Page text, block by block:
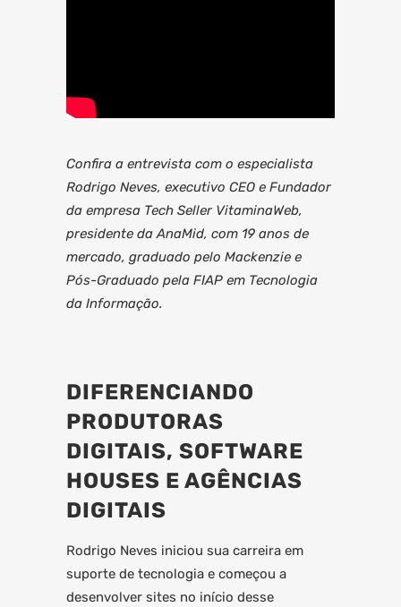
Confira a entrevista com o especialista
Rodrigo Neves, executivo CEO e Fundador
da empresa Tech Seller VitaminaWeb,
presidente da AnaMid, com 19 anos de
mercado, graduado pelo Mackenzie e
Pós-Graduado pela FIAP em Tecnologia
da Informação.
DIFERENCIANDO
PRODUTORAS
DIGITAIS, SOFTWARE
HOUSES E AGÊNCIAS
DIGITAIS
Rodrigo Neves iniciou sua carreira em
suporte de tecnologia e começou a
desenvolver sites no início desse